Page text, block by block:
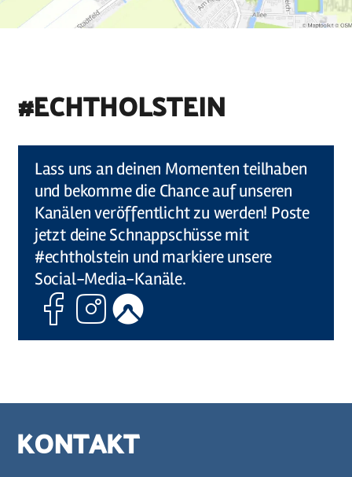
#ECHTHOLSTEIN
Lass uns an deinen Momenten teilhaben
und bekomme die Chance auf unseren
Kanälen veröffentlicht zu werden! Poste
jetzt deine Schnappschüsse mit
#echtholstein und markiere unsere
Social-Media-Kanäle.
FacebookInstagram
Komoot
KONTAKT